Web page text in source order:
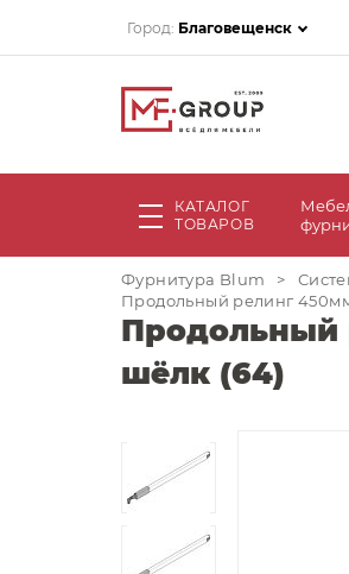
Город: Благовещенск
КАТАЛОГ
ТОВАРОВ
Фурнитура Blum >
Продольный релинг
Продольный
шёлк (64)